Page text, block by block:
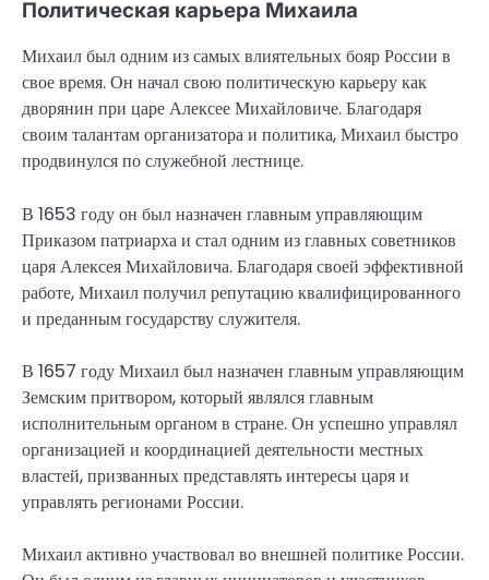
Политическая карьера Михаила
Михаил был одним из самых влиятельных бояр России в
свое время. Он начал свою политическую карьеру как
дворянин при царе Алексее Михайловиче. Благодаря
своим талантам организатора и политика, Михаил быстро
продвинулся по служебной лестнице.
В 1653 году он был назначен главным управляющим
Приказом патриарха и стал одним из главных советников
царя Алексея Михайловича. Благодаря своей эффективной
работе, Михаил получил репутацию квалифицированного
и преданным государству служителя.
В 1657 году Михаил был назначен главным управляющим
Земским притвором, который являлся главным
исполнительным органом в стране. Он успешно управлял
организацией и координацией деятельности местных
властей, призванных представлять интересы царя и
управлять регионами России.
Михаил активно участвовал во внешней политике России.